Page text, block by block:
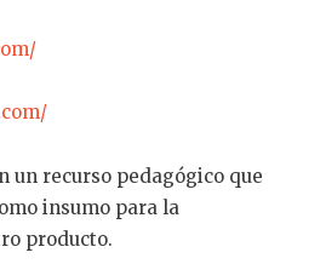
/
un recurso pedagógico que
insumo para la
producto.